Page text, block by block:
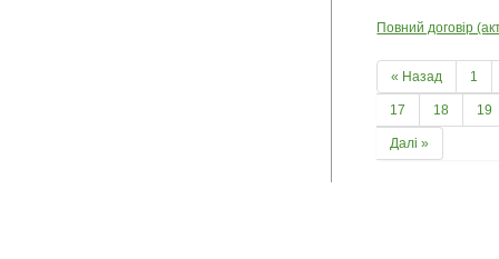
Повний договір
« Назад 1
17 18 19
Далі »